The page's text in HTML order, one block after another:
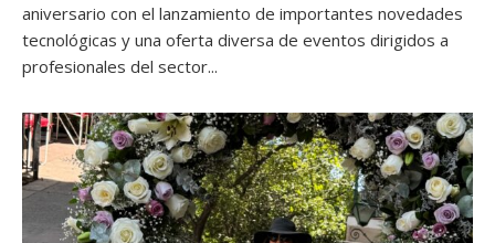
aniversario con el lanzamiento de importantes novedades
tecnológicas y una oferta diversa de eventos dirigidos a
profesionales del sector...